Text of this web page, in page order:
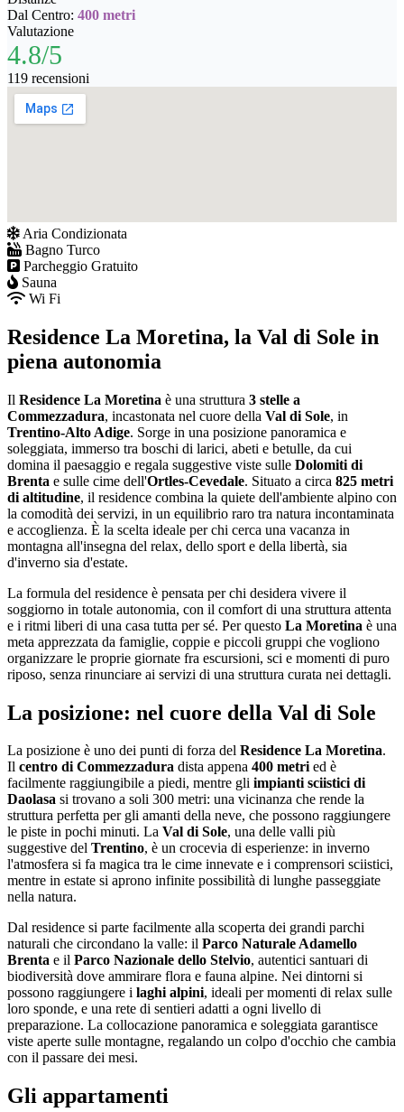
Dal Centro: 400 metri
Valutazione
4.8/5
119 recensioni
Aria Condizionata
Bagno Turco
Parcheggio Gratuito
Sauna
Wi Fi
Residence La Moretina, la Val di Sole in
piena autonomia
Il Residence La Moretina è una struttura 3 stelle a
Commezzadura, incastonata nel cuore della Val di Sole, in
Trentino-Alto Adige. Sorge in una posizione panoramica e
soleggiata, immerso tra boschi di larici, abeti e betulle, da cui
domina il paesaggio e regala suggestive viste sulle Dolomiti di
Brenta e sulle cime dell'Ortles-Cevedale. Situato a circa 825 metri
di altitudine, il residence combina la quiete dell'ambiente alpino con
la comodità dei servizi, in un equilibrio raro tra natura incontaminata
e accoglienza. È la scelta ideale per chi cerca una vacanza in
montagna all'insegna del relax, dello sport e della libertà, sia
d'inverno sia d'estate.
La formula del residence è pensata per chi desidera vivere il
soggiorno in totale autonomia, con il comfort di una struttura attenta
e i ritmi liberi di una casa tutta per sé. Per questo La Moretina è una
meta apprezzata da famiglie, coppie e piccoli gruppi che vogliono
organizzare le proprie giornate fra escursioni, sci e momenti di puro
riposo, senza rinunciare ai servizi di una struttura curata nei dettagli.
La posizione: nel cuore della Val di Sole
La posizione è uno dei punti di forza del Residence La Moretina.
Il centro di Commezzadura dista appena 400 metried è
facilmente raggiungibile a piedi, mentre gli impianti sciistici di
Daolasa si trovano a soli 300 metri: una vicinanza che rende la
struttura perfetta per gli amanti della neve, che possono raggiungere
le piste in pochi minuti. La Val di Sole, una delle valli più
suggestive del Trentino, è un crocevia di esperienze: in inverno
l'atmosfera si fa magica tra le cime innevate e i comprensori sciistici,
mentre in estate si aprono infinite possibilità di lunghe passeggiate
nella natura.
Dal residence si parte facilmente alla scoperta dei grandi parchi
naturali che circondano la valle: il Parco Naturale Adamello
Brenta e il Parco Nazionale dello Stelvio, autentici santuari di
biodiversità dove ammirare flora e fauna alpine. Nei dintorni si
possono raggiungere i laghi alpini, ideali per momenti di relax sulle
loro sponde, e una rete di sentieri adatti a ogni livello di
preparazione. La collocazione panoramica e soleggiata garantisce
viste aperte sulle montagne, regalando un colpo d'occhio che cambia
con il passare dei mesi.
Gli appartamenti